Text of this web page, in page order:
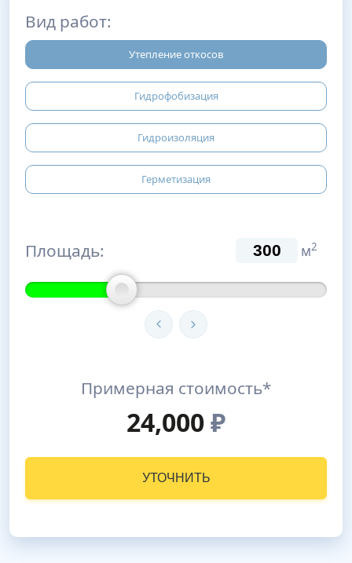
Вид работ:
Утепление откосов
Гидрофобизация
Гидроизоляция
Герметизация
Площадь: м2
Примерная стоимость*
24,000₽
УТОЧНИТЬ